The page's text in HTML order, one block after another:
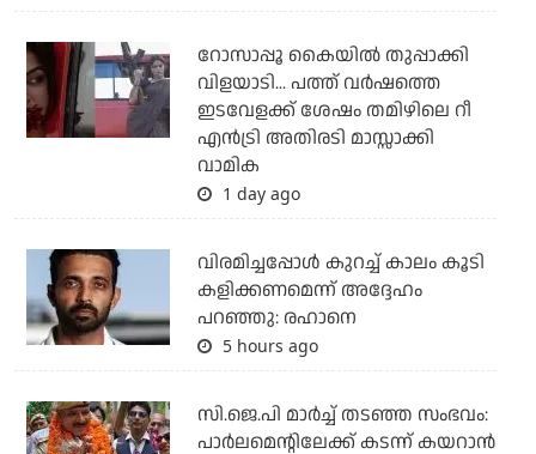
റോസാപ്പൂ കൈയില്‍ തുപ്പാക്കി
വിളയാടി... പത്ത് വര്‍ഷത്തെ
ഇടവേളക്ക് ശേഷം തമിഴിലെ റീ
എന്‍ട്രി അതിരടി മാസ്സാക്കി
വാമിക
1 day ago
വിരമിച്ചപ്പോള്‍ കുറച്ച് കാലം കൂടി
കളിക്കണമെന്ന് അദ്ദേഹം
പറഞ്ഞു: രഹാനെ
5 hours ago
സി.ജെ.പി മാര്‍ച്ച് തടഞ്ഞ സംഭവം:
പാര്‍ലമെന്റിലേക്ക് കടന്ന് കയറാന്‍